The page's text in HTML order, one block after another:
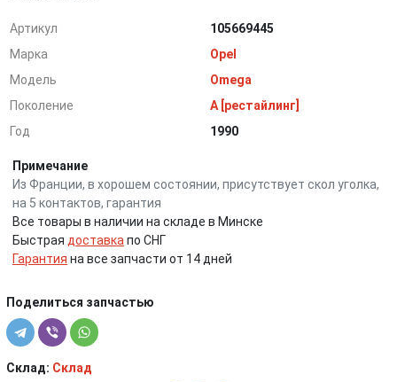
Артикул
105669445
Марка
Opel
Модель
Omega
Поколение
A [рестайлинг]
Год
1990
Примечание
Из Франции, в хорошем состоянии, присутствует скол уголка,
на 5 контактов, гарантия
Все товары в наличии на складе в Минске
Быстрая доставка по СНГ
Гарантия на все запчасти от 14 дней
Поделиться запчастью
Склад: Склад